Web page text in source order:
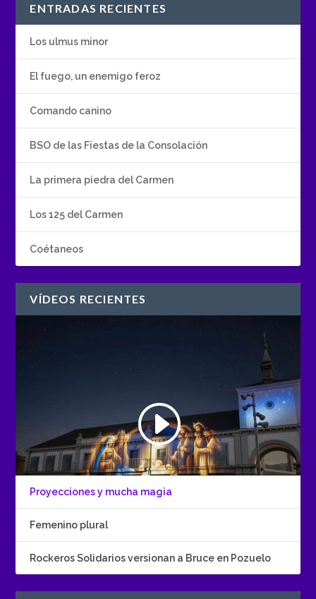
ENTRADAS RECIENTES
Los ulmus minor
El fuego, un enemigo feroz
Comando canino
BSO de las Fiestas de la Consolación
La primera piedra del Carmen
Los 125 del Carmen
Coétaneos
VÍDEOS RECIENTES
Proyecciones y mucha magia
Femenino plural
Rockeros Solidarios versionan a Bruce en Pozuelo